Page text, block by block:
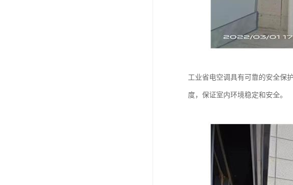
工业省电空调具有可靠的安全保
度，保证室内环境稳定和安全。